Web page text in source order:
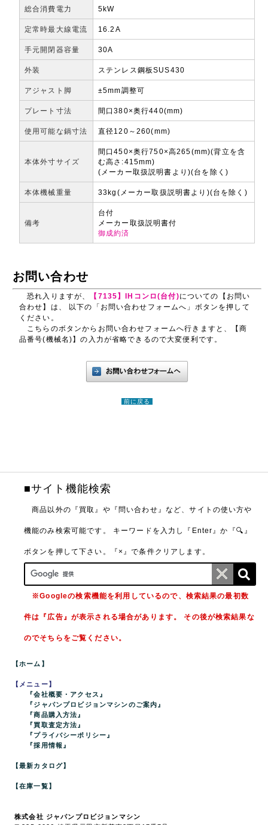
総合消費電力 5kW
定常時最大線電流 16.2A
手元開閉器容量 30A
外装 ステンレス鋼板SUS430
アジャスト脚 ±5mm調整可
プレート寸法 間口380×奥行440(mm)
使用可能な鍋寸法 直径120～260(mm)
本体外寸サイズ
間口450×奥行750×高265(mm)(背立を含
む高さ:415mm)
(メーカー取扱説明書より)(台を除く)
本体機械重量 33kg(メーカー取扱説明書より)(台を除く)
備考
台付
メーカー取扱説明書付
御成約済
お問い合わせ
恐れ入りますが、 【7135】IHコンロ(台付)についての【お問い
合わせ】は、 以下の「お問い合わせフォームへ」ボタンを押して
ください。
こちらのボタンからお問い合わせフォームへ行きますと、【商
品番号(機械名)】の入力が省略できるので大変便利です。
前に戻る
■サイト機能検索
商品以外の『買取』や『問い合わせ』など、サイトの使い方や
機能のみ検索可能です。 キーワードを入力し『Enter』か『🔍』
ボタンを押して下さい。『×』で条件クリアします。
※Googleの検索機能を利用しているので、検索結果の最初数
件は『広告』が表示される場合があります。 その後が検索結果な
のでそちらをご覧ください。
【ホーム】
【メニュー】
『会社概要・アクセス』
『ジャパンプロビジョンマシンのご案内』
『商品購入方法』
『買取査定方法』
『プライバシーポリシー』
『採用情報』
【最新カタログ】
【在庫一覧】
株式会社 ジャパンプロビジョンマシン